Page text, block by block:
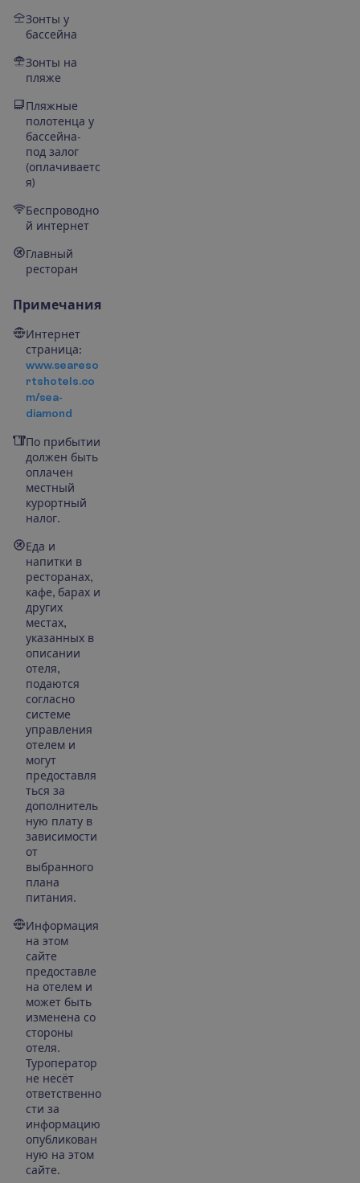
Зонты у
бассейна
Зонты на
пляже
Пляжные
полотенца у
бассейна-
под залог
(оплачиваетс
я)
Беспроводно
й интернет
Главный
ресторан
Примечания
Интернет
страница:
www.seareso
rtshotels.co
m/sea-
diamond
По прибытии
должен быть
оплачен
местный
курортный
налог.
Еда и
напитки в
ресторанах,
кафе, барах и
других
местах,
указанных в
описании
отеля,
подаются
согласно
системе
управления
отелем и
могут
предоставля
ться за
дополнитель
ную плату в
зависимости
от
выбранного
плана
питания.
Информация
на этом
сайте
предоставле
на отелем и
может быть
изменена со
стороны
отеля.
Туроператор
не несёт
ответственно
сти за
информацию
опубликован
ную на этом
сайте.